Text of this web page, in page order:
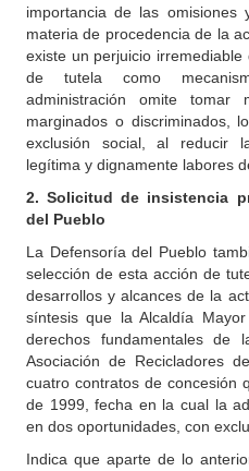
importancia de las
materia de procedencia de la
existe un perjuicio
de tutela como
administración omite
marginados o discriminados,
exclusión social, al reducir
legítima y dignamente labores
2. Solicitud de insistencia
del Pueblo
La Defensoría del Pueblo
selección de esta acción de
desarrollos y alcances de la
síntesis que la Alcaldía
derechos fundamentales de
Asociación de Recicladores
cuatro contratos de concesión
de 1999, fecha en la cual la
en dos oportunidades, con
Indica que aparte de lo